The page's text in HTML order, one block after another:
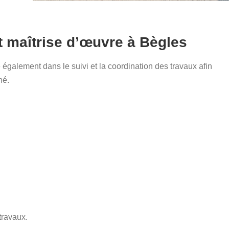
d’œuvre à Bègles
dans le suivi et la coordination des travaux afin